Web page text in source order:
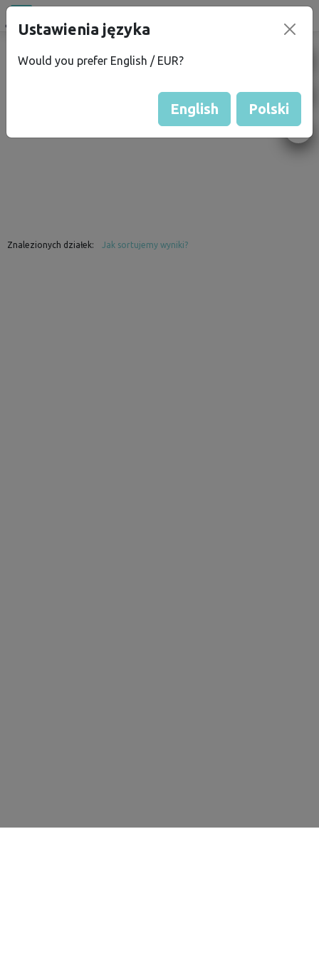
campu.eu
Znalezionych działek: Jak sortujemy wyniki?
Ustawienia języka
Would you prefer English / EUR?
English Polski